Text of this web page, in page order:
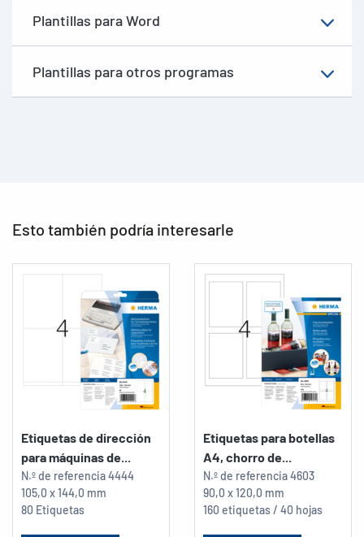
Plantillas para Word
Plantillas para otros programas
Esto también podría interesarle
Etiquetas de dirección
para máquinas de...
N.º de referencia4444
105,0 x 144,0 mm
80 Etiquetas
Etiquetas para botellas
A4, chorro de...
N.º de referencia4603
90,0 x 120,0 mm
160 etiquetas / 40 hojas